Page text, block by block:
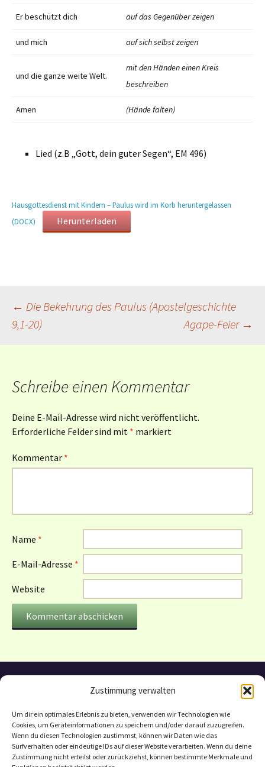
Zustimmung verwalten
Um dir ein optimales Erlebnis zu bieten, verwenden wir Technologien wie
Cookies, um Geräteinformationen zu speichern und/oder darauf zuzugreifen.
Wenn du diesen Technologien zustimmst, können wir Daten wie das
Surfverhalten oder eindeutige IDs auf dieser Website verarbeiten. Wenn du deine
Zustimmung nicht erteilst oder zurückziehst, können bestimmte Merkmale und
Er beschützt dich auf das Gegenüber zeigen
und mich auf sich selbst zeigen
und die ganze weite Welt.
mit den Händen einen Kreis
beschreiben
Amen (Hände falten)
Lied (z.B „Gott, dein guter Segen“, EM 496)
Hausgottesdienst mit Kindern – Paulus wird im Korb heruntergelassen
(DOCX)
Herunterladen
Beitragsnavigation
← Die Bekehrung des Paulus (Apostelgeschichte
9,1-20)
Agape-Feier →
Schreibe einen Kommentar
Deine E-Mail-Adresse wird nicht veröffentlicht.
Erforderliche Felder sind mit * markiert
Kommentar *
Name *
E-Mail-Adresse *
Website